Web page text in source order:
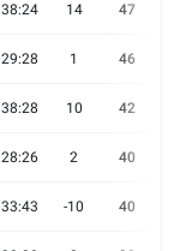
38:24 14 47
29:28 1 46
38:28 10 42
28:26 2 40
33:43 -10 40